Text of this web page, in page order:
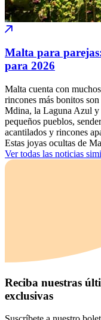
Malta para
para 2026
Malta cuenta con
rincones más bonitos
Mdina, la Laguna Azul y
pequeños pueblos,
acantilados y rincones
Estas joyas ocultas de
Ver todas las noticias
Reciba nuestras
exclusivas